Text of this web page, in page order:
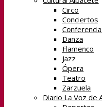
Circo
Conciertos
Danza
Flamenco
Jazz
Ópera
Teatro
Zarzuela
Diario La Voz de